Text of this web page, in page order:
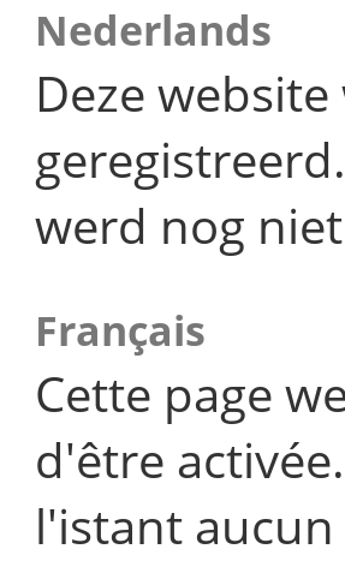
Nederlands
Deze
werd nog
Français
Cette page
d'être
l'istant